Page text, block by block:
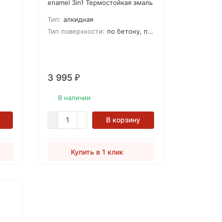
enamel 3in1 Термостойкая эмаль
матовый, блеск 30%.
Выдерживает температуры до
Тип: алкидная
Тип поверхности: по бетону, по железу
3 995 ₽
В наличии
В корзину
Купить в 1 клик